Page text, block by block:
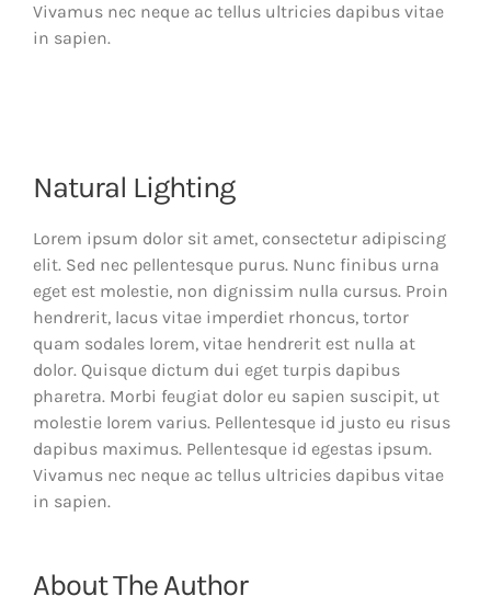
Vivamus nec neque ac tellus ultricies dapibus vitae
in sapien.
Natural Lighting
Lorem ipsum dolor sit amet, consectetur adipiscing
elit. Sed nec pellentesque purus. Nunc finibus urna
eget est molestie, non dignissim nulla cursus. Proin
hendrerit, lacus vitae imperdiet rhoncus, tortor
quam sodales lorem, vitae hendrerit est nulla at
dolor. Quisque dictum dui eget turpis dapibus
pharetra. Morbi feugiat dolor eu sapien suscipit, ut
molestie lorem varius. Pellentesque id justo eu risus
dapibus maximus. Pellentesque id egestas ipsum.
Vivamus nec neque ac tellus ultricies dapibus vitae
in sapien.
About The Author